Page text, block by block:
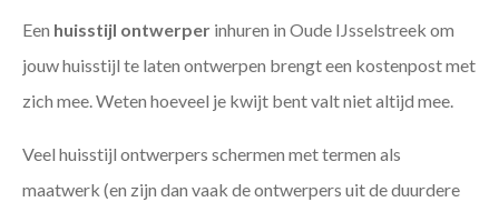
Een huisstijl ontwerper inhuren in Oude IJsselstreek om
jouw huisstijl te laten ontwerpen brengt een kostenpost met
zich mee. Weten hoeveel je kwijt bent valt niet altijd mee.
Veel huisstijl ontwerpers schermen met termen als
maatwerk (en zijn dan vaak de ontwerpers uit de duurdere